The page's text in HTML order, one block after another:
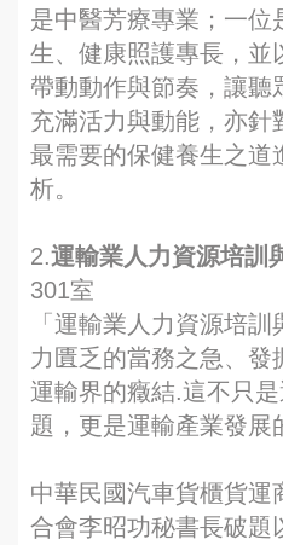
是中醫芳療專業；一位
生、健康照護專長，並
帶動動作與節奏，讓聽
充滿活力與動能，亦針
最需要的保健養生之道
析。
2.運輸業人力資源培訓
301室
「運輸業人力資源培
力匱乏的當務之急、發
運輸界的癥結.這不只
題，更是運輸產業發展
中華民國汽車貨櫃貨運
合會李昭功秘書長破題